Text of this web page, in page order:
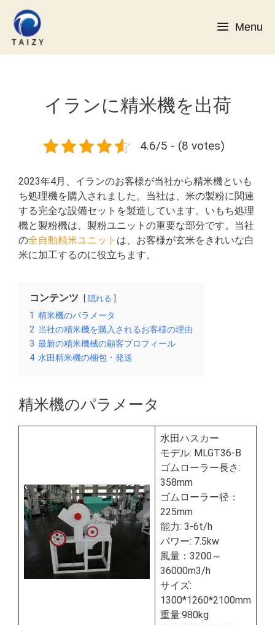
Menu
イランに精米機を出荷
4.6/5 - (8 votes)
2023年4月、イランのお客様が当社から精米機といも
ち処理機を購入されました。当社は、米の製粉に関連
する完全な設備セットを製造しています。いもち処理
機と製粉機は、製粉ユニットの重要な部分です。当社
の全自動精米ユニット は、お客様が玄米をきれいな白
米に加工するのに役立ちます。
コンテンツ 隠れる
1 精米機のパラメータ
2 当社の精米機を購入されるお客様の理由
3 最新の精米機械の顧客プロフィール
4 水田精米機の梱包・発送
精米機のパラメータ
水田ハスカー
モデル: MLGT36-B
ゴムローラー長さ:
358mm
ゴムローラー径：
225mm
能力: 3-6t/h
パワー: 7.5kw
風量：3200～
36000m3/h
サイズ:
1300*1260*2100mm
重量:980kg